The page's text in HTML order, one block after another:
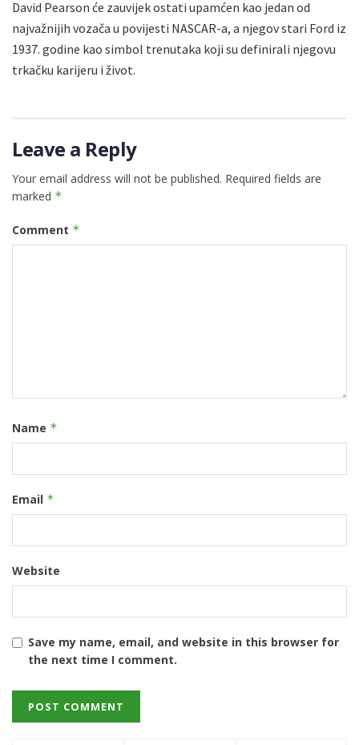
David Pearson će zauvijek ostati upamćen kao jedan od
najvažnijih vozača u povijesti NASCAR-a, a njegov stari Ford iz
1937. godine kao simbol trenutaka koji su definirali njegovu
trkačku karijeru i život.
Leave a Reply
Your email address will not be published. Required fields are
marked *
Comment *
Name *
Email *
Website
Save my name, email, and website in this browser for
the next time I comment.